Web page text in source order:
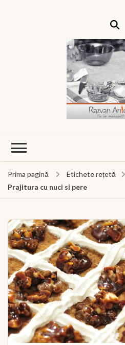
Prima pagină Etichete rețetă
Prajitura cu nuci si pere